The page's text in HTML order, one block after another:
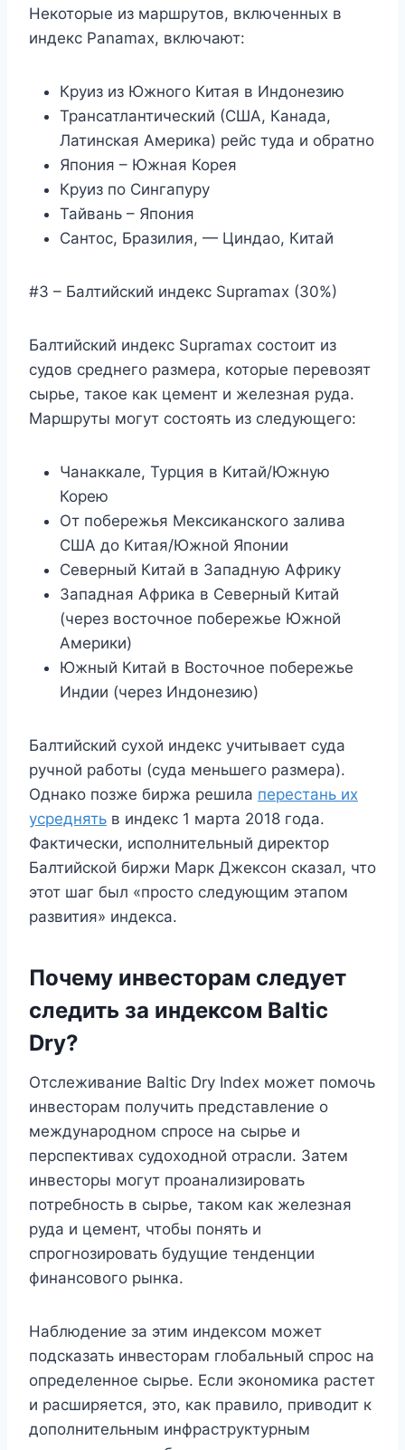
Некоторые из маршрутов, включенных в
индекс Panamax, включают:
Круиз из Южного Китая в Индонезию
Трансатлантический (США, Канада,
Латинская Америка) рейс туда и обратно
Япония – Южная Корея
Круиз по Сингапуру
Тайвань – Япония
Сантос, Бразилия, — Циндао, Китай
#3 – Балтийский индекс Supramax (30%)
Балтийский индекс Supramax состоит из
судов среднего размера, которые перевозят
сырье, такое как цемент и железная руда.
Маршруты могут состоять из следующего:
Чанаккале, Турция в Китай/Южную
Корею
От побережья Мексиканского залива
США до Китая/Южной Японии
Северный Китай в Западную Африку
Западная Африка в Северный Китай
(через восточное побережье Южной
Америки)
Южный Китай в Восточное побережье
Индии (через Индонезию)
Балтийский сухой индекс учитывает суда
ручной работы (суда меньшего размера).
Однако позже биржа решила перестань их
усреднять в индекс 1 марта 2018 года.
Фактически, исполнительный директор
Балтийской биржи Марк Джексон сказал, что
этот шаг был «просто следующим этапом
развития» индекса.
Почему инвесторам следует
следить за индексом Baltic
Dry?
Отслеживание Baltic Dry Index может помочь
инвесторам получить представление о
международном спросе на сырье и
перспективах судоходной отрасли. Затем
инвесторы могут проанализировать
потребность в сырье, таком как железная
руда и цемент, чтобы понять и
спрогнозировать будущие тенденции
финансового рынка.
Наблюдение за этим индексом может
подсказать инвесторам глобальный спрос на
определенное сырье. Если экономика растет
и расширяется, это, как правило, приводит к
дополнительным инфраструктурным